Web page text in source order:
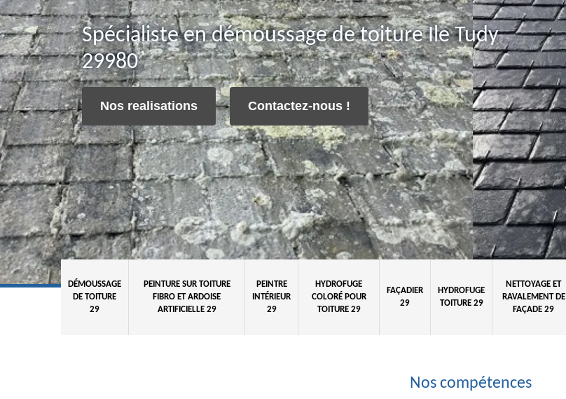
Spécialiste en démoussage de toiture Ile Tudy
29980
Nos realisations Contactez-nous !
DÉMOUSSAGE
DE TOITURE
29
PEINTURE SUR TOITURE
FIBRO ET ARDOISE
ARTIFICIELLE 29
PEINTRE
INTÉRIEUR
29
HYDROFUGE
COLORÉ POUR
TOITURE 29
FAÇADIER
29
HYDROFUGE
TOITURE 29
NETTOYAGE ET
RAVALEMENT DE
FAÇADE 29
Nos compétences